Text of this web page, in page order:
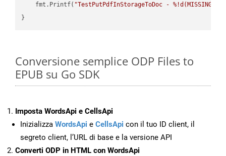
    fmt.Printf(
"TestPutPdfInStorageToDoc - %!d(MISSING)\n"
Conversione semplice ODP Files to
EPUB su Go SDK
Imposta WordsApi e CellsApi
Inizializza WordsApi e CellsApi con il tuo ID client, il
segreto client, l’URL di base e la versione API
Converti ODP in HTML con WordsApi